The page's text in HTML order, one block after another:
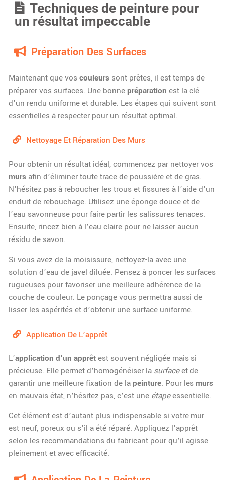
Techniques de peinture pour
un résultat impeccable
Préparation Des Surfaces
Maintenant que vos couleurs sont prêtes, il est temps de
préparer vos surfaces. Une bonne préparation est la clé
d’un rendu uniforme et durable. Les étapes qui suivent sont
essentielles à respecter pour un résultat optimal.
Nettoyage Et Réparation Des Murs
Pour obtenir un résultat idéal, commencez par nettoyer vos
murs afin d’éliminer toute trace de poussière et de gras.
N’hésitez pas à reboucher les trous et fissures à l’aide d’un
enduit de rebouchage. Utilisez une éponge douce et de
l’eau savonneuse pour faire partir les salissures tenaces.
Ensuite, rincez bien à l’eau claire pour ne laisser aucun
résidu de savon.
Si vous avez de la moisissure, nettoyez-la avec une
solution d’eau de javel diluée. Pensez à poncer les surfaces
rugueuses pour favoriser une meilleure adhérence de la
couche de couleur. Le ponçage vous permettra aussi de
lisser les aspérités et d’obtenir une surface uniforme.
Application De L’apprêt
L’application d’un apprêtest souvent négligée mais si
précieuse. Elle permet d’homogénéiser la surfaceet de
garantir une meilleure fixation de la peinture. Pour les murs
en mauvais état, n’hésitez pas, c’est une étapeessentielle.
Cet élément est d’autant plus indispensable si votre mur
est neuf, poreux ou s’il a été réparé. Appliquez l’apprêt
selon les recommandations du fabricant pour qu’il agisse
pleinement et avec efficacité.